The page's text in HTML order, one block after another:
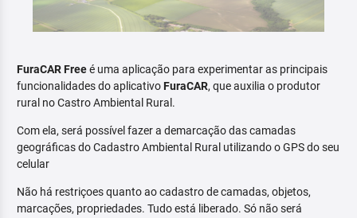
FuraCAR Freeé uma aplicação para experimentar as principais
funcionalidades do aplicativoFuraCAR, que auxilia o produtor
rural no Castro Ambiental Rural.
Com ela, será possível fazer a demarcação das camadas
geográficas do Cadastro Ambiental Rural utilizando o GPS do seu
celular
Não há restriçoes quanto ao cadastro de camadas, objetos,
marcações, propriedades. Tudo está liberado. Só não será